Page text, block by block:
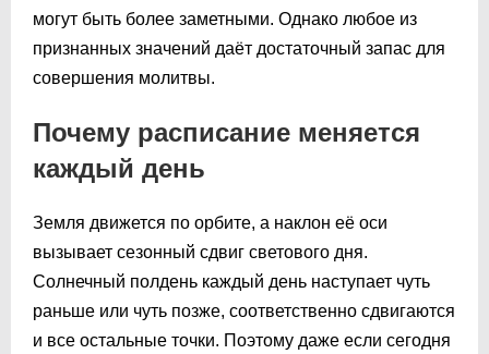
могут быть более заметными. Однако любое из
признанных значений даёт достаточный запас для
совершения молитвы.
Почему расписание меняется
каждый день
Земля движется по орбите, а наклон её оси
вызывает сезонный сдвиг светового дня.
Солнечный полдень каждый день наступает чуть
раньше или чуть позже, соответственно сдвигаются
и все остальные точки. Поэтому даже если сегодня